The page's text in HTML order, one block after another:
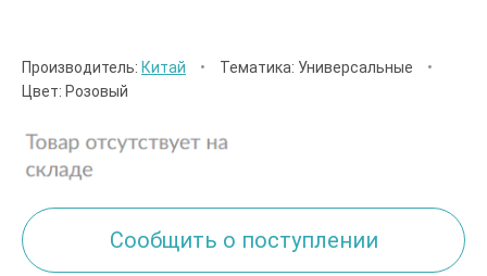
Производитель: Китай • Тематика: Универсальные
•
Цвет: Розовый
Сообщить о поступлении